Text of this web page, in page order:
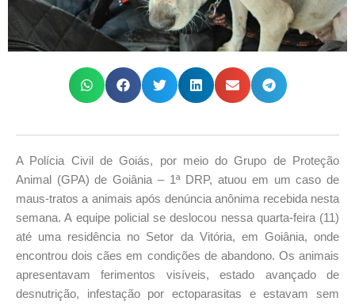
A Polícia Civil de Goiás, por meio do Grupo de Proteção
Animal (GPA) de Goiânia – 1ª DRP, atuou em um caso de
maus-tratos a animais após denúncia anônima recebida nesta
semana. A equipe policial se deslocou nessa quarta-feira (11)
até uma residência no Setor da Vitória, em Goiânia, onde
encontrou dois cães em condições de abandono. Os animais
apresentavam ferimentos visíveis, estado avançado de
desnutrição, infestação por ectoparasitas e estavam sem